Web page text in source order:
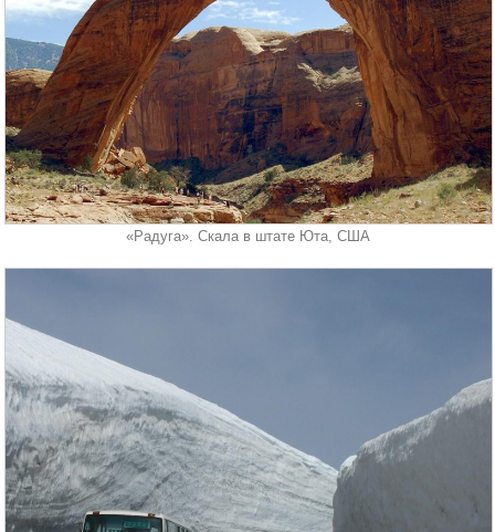
«Радуга». Скала в штате Юта, США